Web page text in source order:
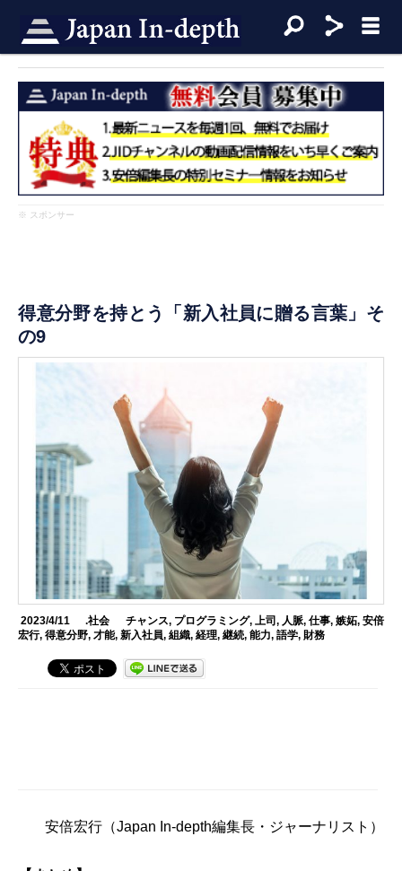
※ スポンサー
得意分野を持とう「新入社員に贈る言葉」そ
の9
2023/4/11 .社会 チャンス, プログラミング, 上司, 人脈, 仕事, 嫉妬, 安倍
宏行,得意分野,才能,新入社員,組織,経理,継続,能力,語学, 財務
安倍宏行（Japan In-depth編集長・ジャーナリスト）